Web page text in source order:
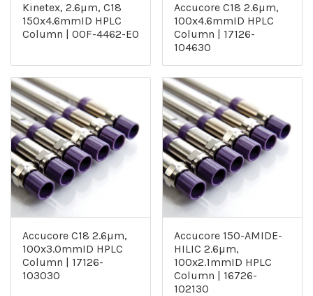
Kinetex, 2.6µm, C18
150x4.6mmID HPLC
Column | 00F-4462-E0
Accucore C18 2.6µm,
100x4.6mmID HPLC
Column | 17126-
104630
Accucore C18 2.6µm,
100x3.0mmID HPLC
Column | 17126-
103030
Accucore 150-AMIDE-
HILIC 2.6µm,
100x2.1mmID HPLC
Column | 16726-
102130